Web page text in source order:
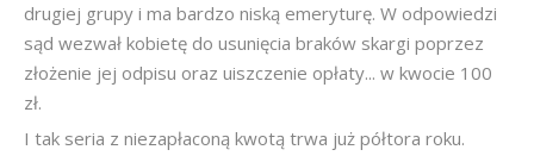
drugiej grupy i ma bardzo niską emeryturę. W odpowiedzi
sąd wezwał kobietę do usunięcia braków skargi poprzez
złożenie jej odpisu oraz uiszczenie opłaty... w kwocie 100
zł.
I tak seria z niezapłaconą kwotą trwa już półtora roku.